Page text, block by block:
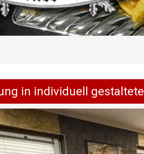
in individuell